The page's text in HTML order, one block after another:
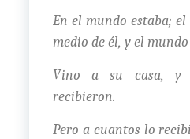
En el mundo estaba;
medio de él, y el
Vino a su casa, y
recibieron.
Pero a cuantos lo